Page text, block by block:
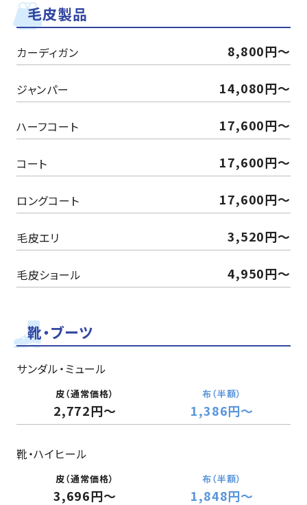
毛皮製品
カーディガン 8,800円〜
ジャンパー 14,080円～
ハーフコート 17,600円～
コート 17,600円～
ロングコート 17,600円～
毛皮エリ 3,520円〜
毛皮ショール 4,950円～
靴・ブーツ
サンダル・ミュール
2,772円～ 1,386円～
靴・ハイヒール
3,696円〜 1,848円〜